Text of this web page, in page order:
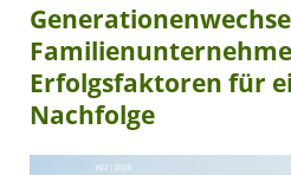
Erfolgsfaktoren für
Nachfolge